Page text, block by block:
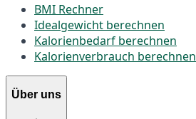
BMI Rechner
Idealgewicht berechnen
Kalorienbedarf berechnen
Kalorienverbrauch berechnen
Über uns